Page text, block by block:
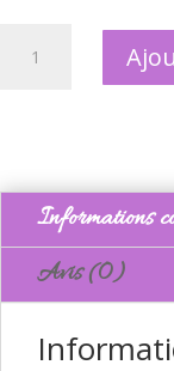
Informations
Avis (0)